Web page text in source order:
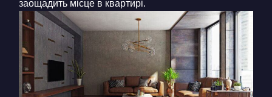
заощадить місце в квартирі.